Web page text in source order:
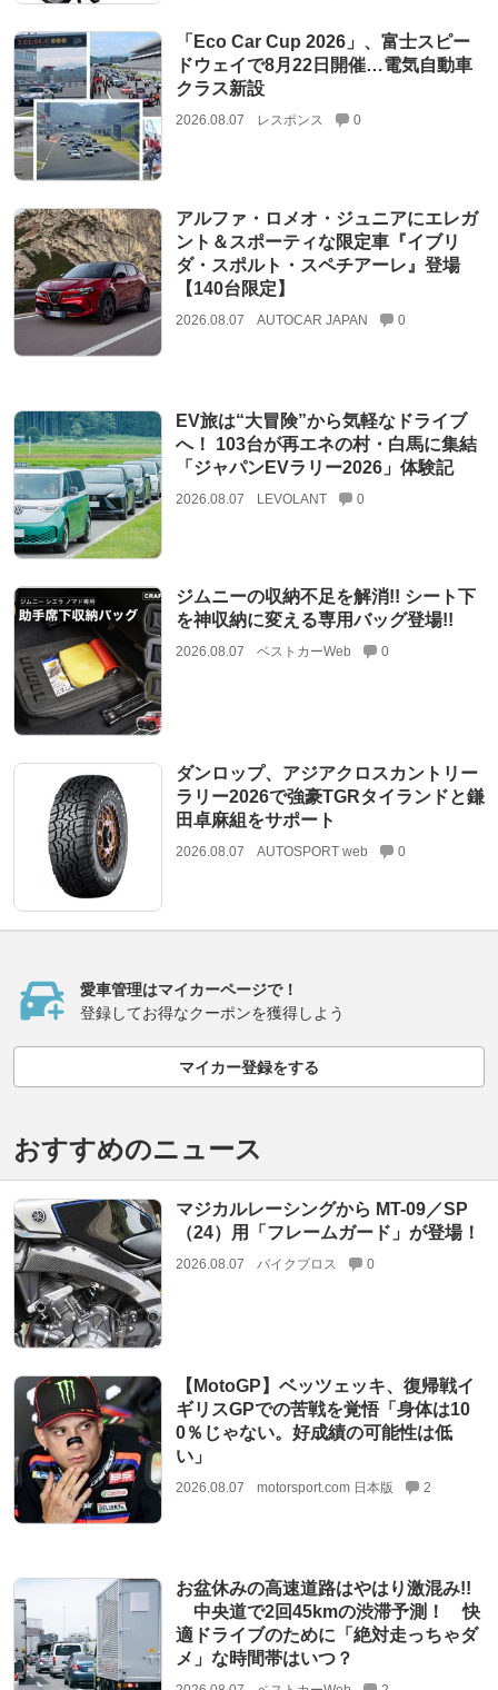
「Eco Car Cup 2026」、富士スピー
ドウェイで8月22日開催…電気自動車
クラス新設
2026.08.07 レスポンス 0
アルファ・ロメオ・ジュニアにエレガ
ント＆スポーティな限定車『イブリ
ダ・スポルト・スペチアーレ』登場
【140台限定】
2026.08.07 AUTOCAR JAPAN 0
EV旅は“大冒険”から気軽なドライブ
へ！ 103台が再エネの村・白馬に集結
「ジャパンEVラリー2026」体験記
2026.08.07 LEVOLANT 0
ジムニーの収納不足を解消!! シート下
を神収納に変える専用バッグ登場!!
2026.08.07 ベストカーWeb 0
ダンロップ、アジアクロスカントリー
ラリー2026で強豪TGRタイランドと鎌
田卓麻組をサポート
2026.08.07 AUTOSPORT web 0
愛車管理はマイカーページで！
登録してお得なクーポンを獲得しよう
マイカー登録をする
おすすめのニュース
マジカルレーシングから MT-09／SP
（24）用「フレームガード」が登場！
2026.08.07 バイクブロス 0
【MotoGP】ベッツェッキ、復帰戦イ
ギリスGPでの苦戦を覚悟「身体は10
0％じゃない。好成績の可能性は低
い」
2026.08.07 motorsport.com 日本版 2
お盆休みの高速道路はやはり激混み!!
中央道で2回45kmの渋滞予測！ 快
適ドライブのために「絶対走っちゃダ
メ」な時間帯はいつ？